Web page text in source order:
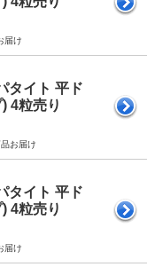
届け
タイト 平ド
4粒売り
お届け
タイト 平ド
4粒売り
届け